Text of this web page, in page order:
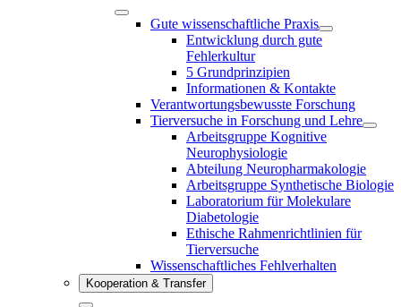
Gute wissenschaftliche Praxis
Entwicklung durch gute
Fehlerkultur
5 Grundprinzipien
Informationen & Kontakte
Verantwortungsbewusste Forschung
Tierversuche in Forschung und Lehre
Arbeitsgruppe Kognitive
Neurophysiologie
Abteilung Neuropharmakologie
Arbeitsgruppe Synthetische Biologie
Laboratorium für Molekulare
Diabetologie
Ethische Rahmenrichtlinien für
Tierversuche
Wissenschaftliches Fehlverhalten
Kooperation & Transfer